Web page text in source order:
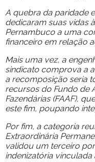
A quebra da paridade
dedicaram suas vidas
Pernambuco a uma
financeiro em relação
Mais uma vez, a
sindicato comprova a
a recomposição seria
recursos do Fundo de
Fazendárias (FAAF),
este fim, poupando
Por fim, a categoria
Extraordinária
validou um terceiro
indenizatória